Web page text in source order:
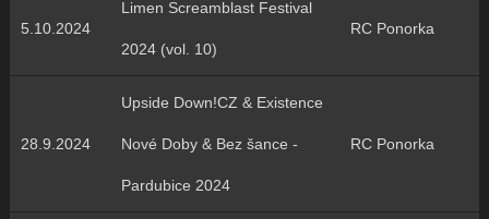
5.10.2024
Limen Screamblast Festival
2024 (vol. 10)
RC Ponorka
28.9.2024
Upside Down!CZ & Existence
Nové Doby & Bez šance -
Pardubice 2024
RC Ponorka